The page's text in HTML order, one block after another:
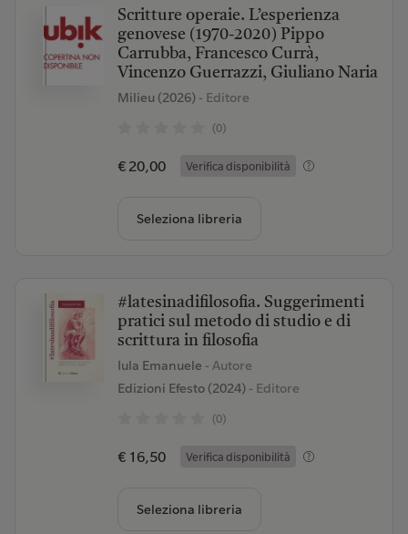
Scritture operaie. L’esperienza
genovese (1970-2020) Pippo
Carrubba, Francesco Currà,
Vincenzo Guerrazzi, Giuliano Naria
Milieu (2026)- Editore
(0)
€ 20,00 Verifica disponibilità
Seleziona libreria
#latesinadifilosofia. Suggerimenti
pratici sul metodo di studio e di
scrittura in filosofia
Iula Emanuele - Autore
Edizioni Efesto (2024)- Editore
(0)
€ 16,50 Verifica disponibilità
Seleziona libreria